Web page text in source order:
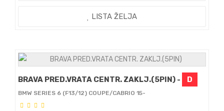
LISTA ŽELJA
BRAVA PRED.VRATA CENTR. ZAKLJ.(5PIN) - D
BMW SERIES 6 (F13/12) COUPE/CABRIO 15-